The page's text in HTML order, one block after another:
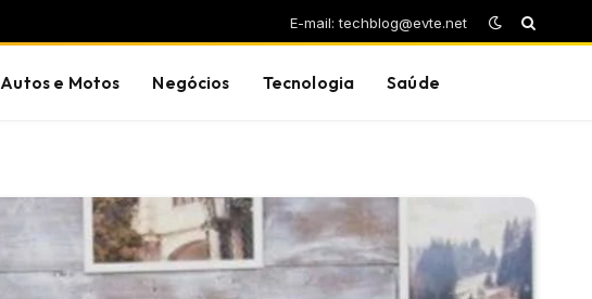
E-mail: techblog@evte.net
Autos e Motos Negócios Tecnologia Saúde